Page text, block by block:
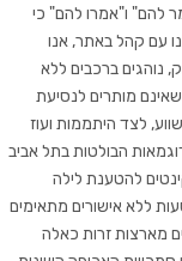
להם" ו"אמרו להם" כי
עם קהל באתר, אנו
נוהגים ברכבים ללא
מותרים לנסיעת
לצד היתממות ועוז
הבולטות בתל אביב
להטענת לילה
ללא אישורים מתאימים
מארצות זרות כאלה